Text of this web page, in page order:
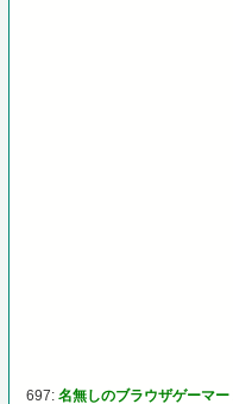
697:名無しのブラウザゲーマー